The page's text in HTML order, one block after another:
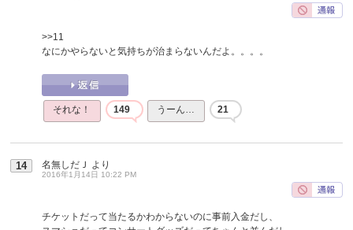
>>11
なにかやらないと気持ちが治まらないんだよ。。。。
それな！ 149 うーん… 21
14 名無しだＪ より
2016年1月14日 10:22 PM
チケットだって当たるかわからないのに事前入金だし、